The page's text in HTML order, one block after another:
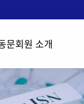
문회원 소개